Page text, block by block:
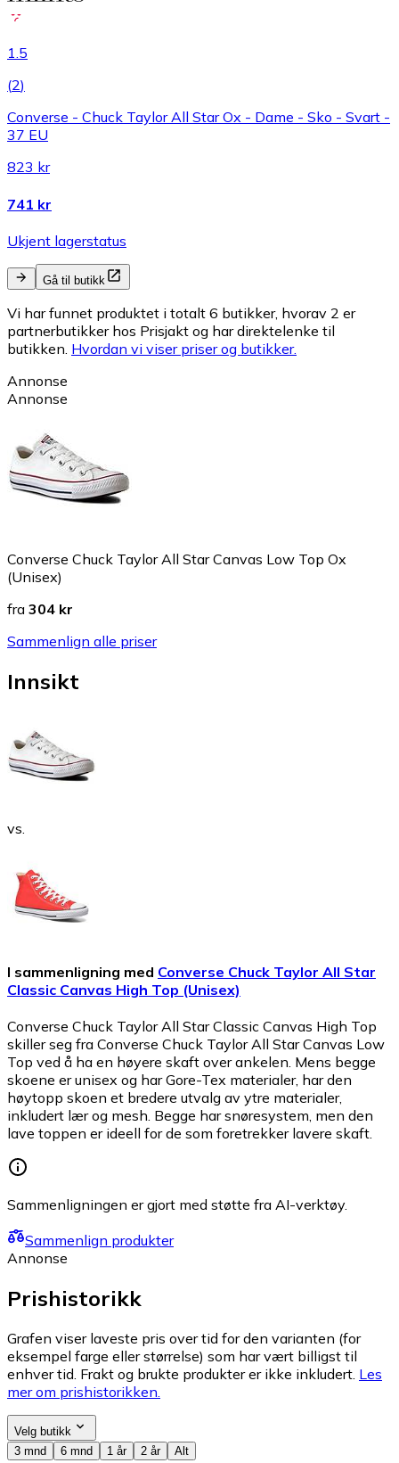
1.5
(2)
Converse - Chuck Taylor All Star Ox - Dame - Sko - Svart -
37 EU
823 kr
741 kr
Ukjent lagerstatus
Gå til butikk
Vi har funnet produktet i totalt 6 butikker, hvorav 2 er
partnerbutikker hos Prisjakt og har direktelenke til
butikken. Hvordan vi viser priser og butikker.
Annonse
Annonse
Converse Chuck Taylor All Star Canvas Low Top Ox
(Unisex)
fra 304 kr
Sammenlign alle priser
Innsikt
vs.
I sammenligning med Converse Chuck Taylor All Star
Classic Canvas High Top (Unisex)
Converse Chuck Taylor All Star Classic Canvas High Top
skiller seg fra Converse Chuck Taylor All Star Canvas Low
Top ved å ha en høyere skaft over ankelen. Mens begge
skoene er unisex og har Gore-Tex materialer, har den
høytopp skoen et bredere utvalg av ytre materialer,
inkludert lær og mesh. Begge har snøresystem, men den
lave toppen er ideell for de som foretrekker lavere skaft.
Sammenligningen er gjort med støtte fra AI-verktøy.
Sammenlign produkter
Annonse
Prishistorikk
Grafen viser laveste pris over tid for den varianten (for
eksempel farge eller størrelse) som har vært billigst til
enhver tid. Frakt og brukte produkter er ikke inkludert. Les
mer om prishistorikken.
Velg butikk
3 mnd
6 mnd 1 år 2 år Alt